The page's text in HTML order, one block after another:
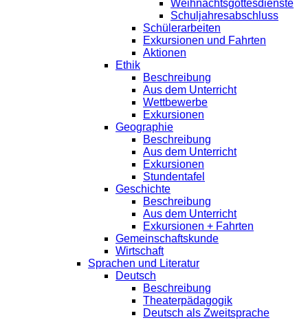
Weihnachtsgottesdienste
Schuljahresabschluss
Schülerarbeiten
Exkursionen und Fahrten
Aktionen
Ethik
Beschreibung
Aus dem Unterricht
Wettbewerbe
Exkursionen
Geographie
Beschreibung
Aus dem Unterricht
Exkursionen
Stundentafel
Geschichte
Beschreibung
Aus dem Unterricht
Exkursionen + Fahrten
Gemeinschaftskunde
Wirtschaft
Sprachen und Literatur
Deutsch
Beschreibung
Theaterpädagogik
Deutsch als Zweitsprache